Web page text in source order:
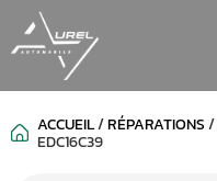
ACCUEIL/RÉPARATIONS/
EDC16C39